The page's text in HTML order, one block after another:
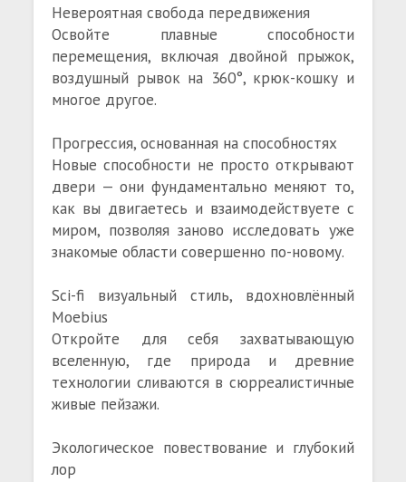
Невероятная свобода передвижения
Освойте плавные способности
перемещения, включая двойной прыжок,
воздушный рывок на 360°, крюк-кошку и
многое другое.
Прогрессия, основанная на способностях
Новые способности не просто открывают
двери — они фундаментально меняют то,
как вы двигаетесь и взаимодействуете с
миром, позволяя заново исследовать уже
знакомые области совершенно по-новому.
Sci-fi визуальный стиль, вдохновлённый
Moebius
Откройте для себя захватывающую
вселенную, где природа и древние
технологии сливаются в сюрреалистичные
живые пейзажи.
Экологическое повествование и глубокий
лор